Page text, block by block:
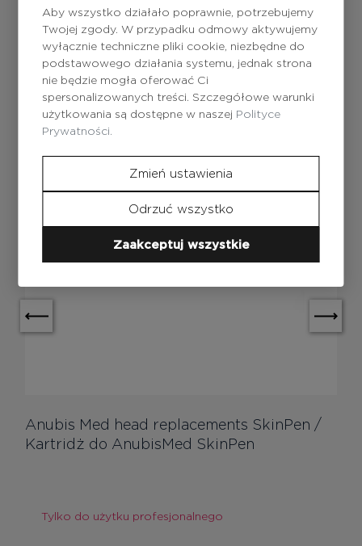
Anubis Med head replacements SkinPen /
Kartridż do AnubisMed SkinPen
Tylko do użytku profesjonalnego
Aby wszystko działało poprawnie, potrzebujemy
Twojej zgody. W przypadku odmowy aktywujemy
wyłącznie techniczne pliki cookie, niezbędne do
podstawowego działania systemu, jednak strona
nie będzie mogła oferować Ci
spersonalizowanych treści. Szczegółowe warunki
użytkowania są dostępne w naszej Polityce
Prywatności.
Zmień ustawienia
Odrzuć wszystko
Zaakceptuj wszystkie